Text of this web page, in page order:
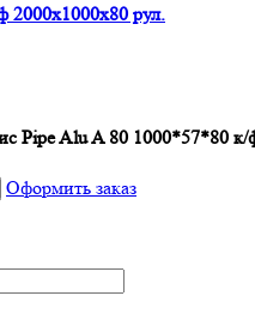
рул.
Pipe Alu A 80 1000*57*80 к/
Оформить заказ